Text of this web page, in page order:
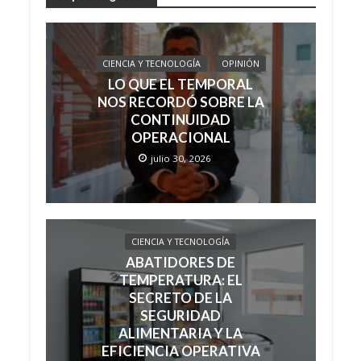
CIENCIA Y TECNOLOGÍA OPINIÓN
LO QUE EL TEMPORAL
NOS RECORDÓ SOBRE LA
CONTINUIDAD
OPERACIONAL
julio 30, 2026
CIENCIA Y TECNOLOGÍA
ABATIDORES DE
TEMPERATURA: EL
SECRETO DE LA
SEGURIDAD
ALIMENTARIA Y LA
EFICIENCIA OPERATIVA